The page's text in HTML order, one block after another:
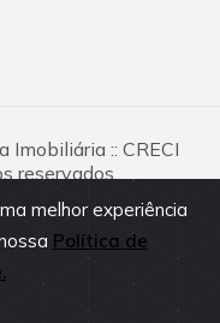
melhor experiência
Política de
Imobiliária :: CRECI
reservados.
neste portal são
podendo sofrer
consulte nossos